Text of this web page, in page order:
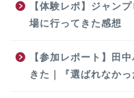
【体験レポ】ジャン
場に行ってきた感想
【参加レポート】田
きた｜『選ばれなか